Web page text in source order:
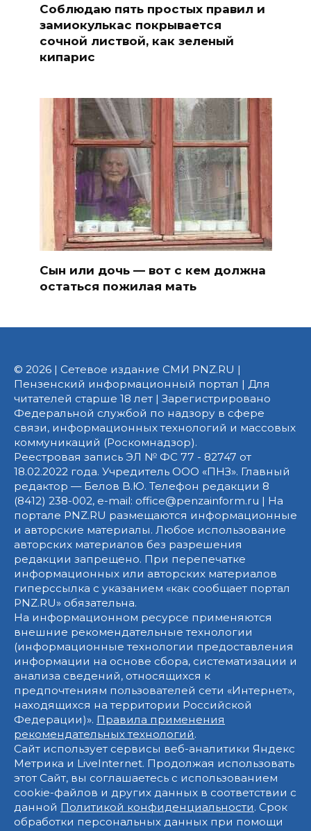
Соблюдаю пять простых правил и
замиокулькас покрывается
сочной листвой, как зеленый
кипарис
Сын или дочь — вот с кем должна
остаться пожилая мать
© 2026 | Сетевое издание СМИ PNZ.RU |
Пензенский информационный портал | Для
читателей старше 18 лет | Зарегистрировано
Федеральной службой по надзору в сфере
связи, информационных технологий и массовых
коммуникаций (Роскомнадзор).
Реестровая запись ЭЛ № ФС 77 - 82747 от
18.02.2022 года. Учредитель ООО «ПНЗ». Главный
редактор — Белов В.Ю. Телефон редакции 8
(8412) 238-002, e-mail: office@penzainform.ru | На
портале PNZ.RU размещаются информационные
и авторские материалы. Любое использование
авторских материалов без разрешения
редакции запрещено. При перепечатке
информационных или авторских материалов
гиперссылка с указанием «как сообщает портал
PNZ.RU» обязательна.
На информационном ресурсе применяются
внешние рекомендательные технологии
(информационные технологии предоставления
информации на основе сбора, систематизации и
анализа сведений, относящихся к
предпочтениям пользователей сети «Интернет»,
находящихся на территории Российской
Федерации)». Правила применения
рекомендательных технологий.
Сайт использует сервисы веб-аналитики Яндекс
Метрика и LiveInternet. Продолжая использовать
этот Сайт, вы соглашаетесь с использованием
cookie-файлов и других данных в соответствии с
данной Политикой конфиденциальности. Срок
обработки персональных данных при помощи